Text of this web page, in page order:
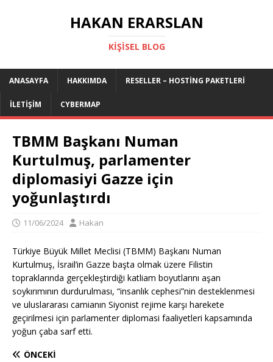
HAKAN ERARSLAN
KIŞISEL BLOG
ANASAYFA HAKKIMDA RESELLER – HOSTING PAKETLERI
İLETIŞIM CYBERMAP
TBMM Başkanı Numan
Kurtulmuş, parlamenter
diplomasiyi Gazze için
yoğunlaştırdı
11/06/2024 Hakan
Türkiye Büyük Millet Meclisi (TBMM) Başkanı Numan
Kurtulmuş, İsrail’in Gazze başta olmak üzere Filistin
topraklarında gerçekleştirdiği katliam boyutlarını aşan
soykırımının durdurulması, “insanlık cephesi”nin desteklenmesi
ve uluslararası camianın Siyonist rejime karşı harekete
geçirilmesi için parlamenter diplomasi faaliyetleri kapsamında
yoğun çaba sarf etti.
ÖNCEKI